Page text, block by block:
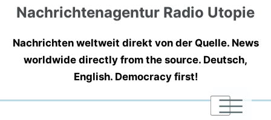
Nachrichtenagentur Radio Utopie
Nachrichten weltweit direkt von der Quelle. News
worldwide directly from the source. Deutsch,
English. Democracy first!
|
|
|